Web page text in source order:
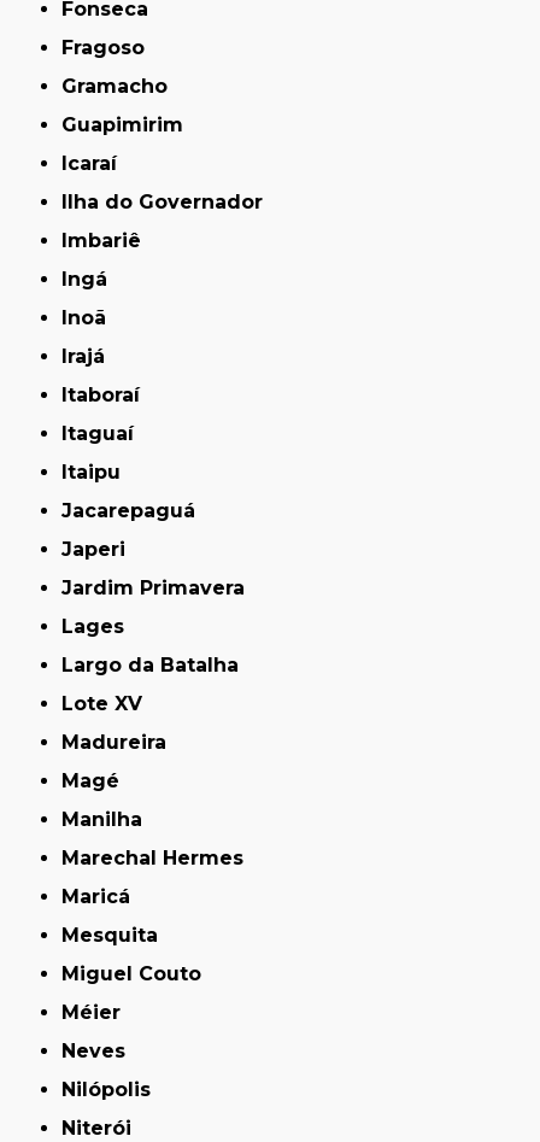
Fonseca
Fragoso
Gramacho
Guapimirim
Icaraí
Ilha do Governador
Imbariê
Ingá
Inoã
Irajá
Itaboraí
Itaguaí
Itaipu
Jacarepaguá
Japeri
Jardim Primavera
Lages
Largo da Batalha
Lote XV
Madureira
Magé
Manilha
Marechal Hermes
Maricá
Mesquita
Miguel Couto
Méier
Neves
Nilópolis
Niterói